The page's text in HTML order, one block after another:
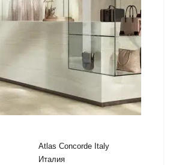
Atlas Concorde Italy
Италия